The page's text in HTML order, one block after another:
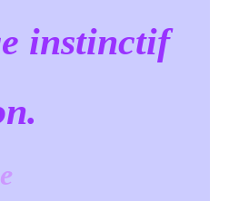
instinctif